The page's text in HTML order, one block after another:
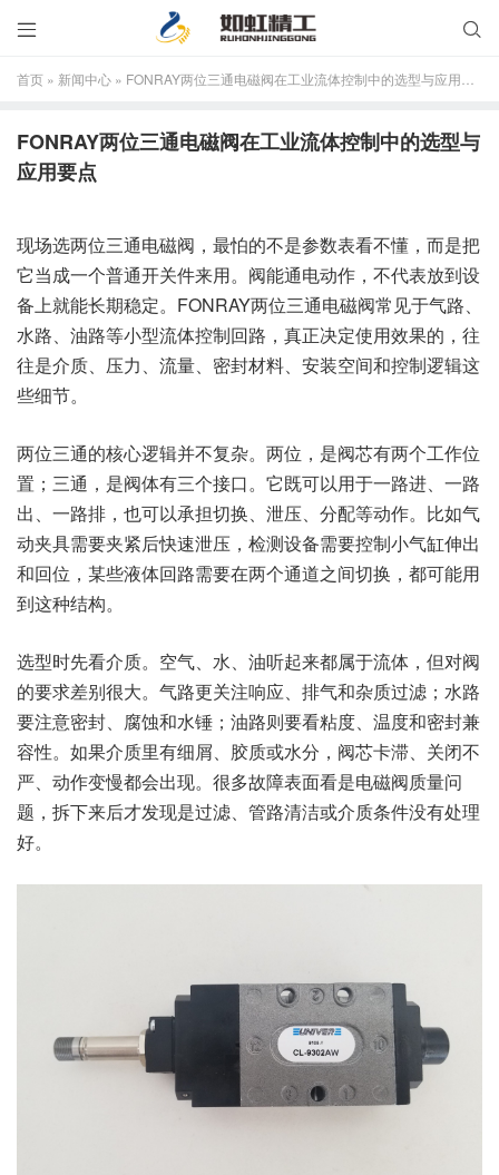


首页 » 新闻中心 » FONRAY两位三通电磁阀在工业流体控制中的选型与应用要点
FONRAY两位三通电磁阀在工业流体控制中的选型与
应用要点
现场选两位三通电磁阀，最怕的不是参数表看不懂，而是把
它当成一个普通开关件来用。阀能通电动作，不代表放到设
备上就能长期稳定。FONRAY两位三通电磁阀常见于气路、
水路、油路等小型流体控制回路，真正决定使用效果的，往
往是介质、压力、流量、密封材料、安装空间和控制逻辑这
些细节。
两位三通的核心逻辑并不复杂。两位，是阀芯有两个工作位
置；三通，是阀体有三个接口。它既可以用于一路进、一路
出、一路排，也可以承担切换、泄压、分配等动作。比如气
动夹具需要夹紧后快速泄压，检测设备需要控制小气缸伸出
和回位，某些液体回路需要在两个通道之间切换，都可能用
到这种结构。
选型时先看介质。空气、水、油听起来都属于流体，但对阀
的要求差别很大。气路更关注响应、排气和杂质过滤；水路
要注意密封、腐蚀和水锤；油路则要看粘度、温度和密封兼
容性。如果介质里有细屑、胶质或水分，阀芯卡滞、关闭不
严、动作变慢都会出现。很多故障表面看是电磁阀质量问
题，拆下来后才发现是过滤、管路清洁或介质条件没有处理
好。